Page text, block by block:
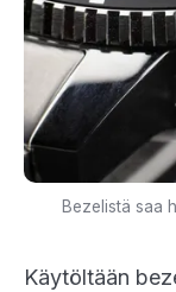
Bezelistä saa
Käytöltään